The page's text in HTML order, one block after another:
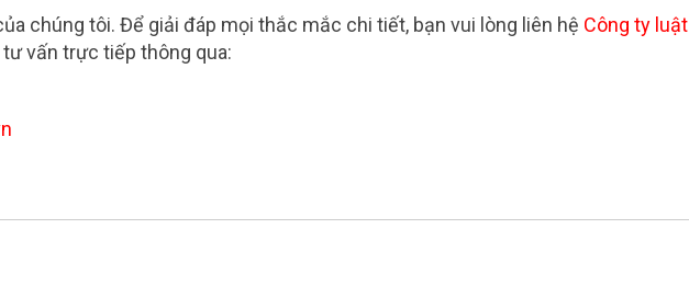
chúng tôi. Để giải đáp mọi thắc mắc chi tiết, bạn vui lòng liên hệ Công ty luật
vấn trực tiếp thông qua: